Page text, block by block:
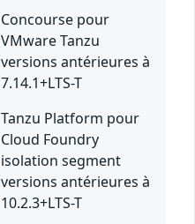
Concourse pour
VMware Tanzu
versions antérieures à
7.14.1+LTS-T
Tanzu Platform pour
Cloud Foundry
isolation segment
versions antérieures à
10.2.3+LTS-T